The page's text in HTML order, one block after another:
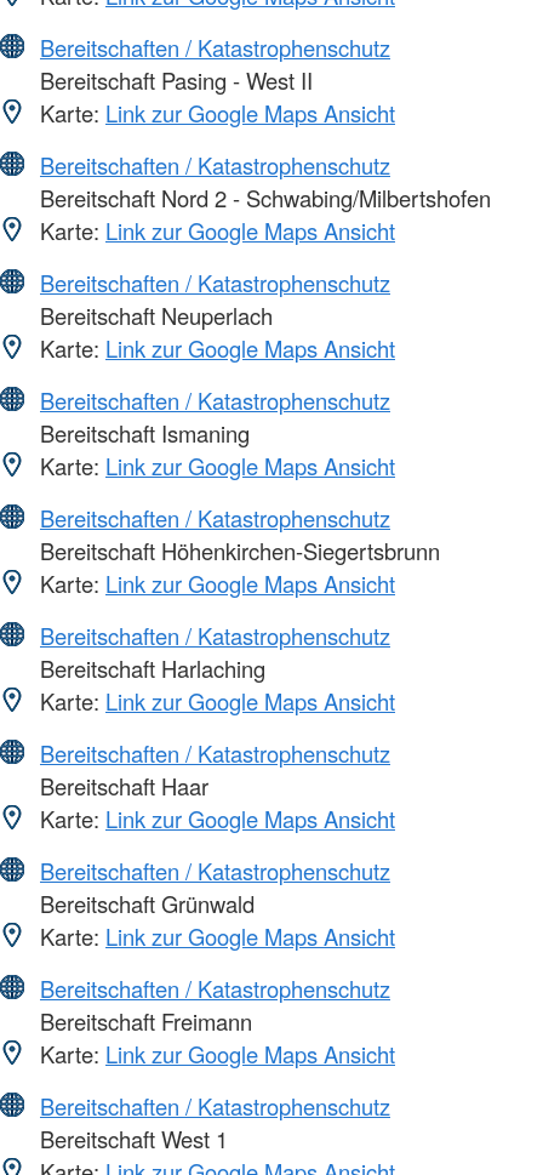
Bereitschaften / Katastrophenschutz
Bereitschaft Pasing - West II
Karte: Link zur Google Maps Ansicht
Bereitschaften / Katastrophenschutz
Bereitschaft Nord 2 - Schwabing/Milbertshofen
Karte: Link zur Google Maps Ansicht
Bereitschaften / Katastrophenschutz
Bereitschaft Neuperlach
Karte: Link zur Google Maps Ansicht
Bereitschaften / Katastrophenschutz
Bereitschaft Ismaning
Karte: Link zur Google Maps Ansicht
Bereitschaften / Katastrophenschutz
Bereitschaft Höhenkirchen-Siegertsbrunn
Karte: Link zur Google Maps Ansicht
Bereitschaften / Katastrophenschutz
Bereitschaft Harlaching
Karte: Link zur Google Maps Ansicht
Bereitschaften / Katastrophenschutz
Bereitschaft Haar
Karte: Link zur Google Maps Ansicht
Bereitschaften / Katastrophenschutz
Bereitschaft Grünwald
Karte: Link zur Google Maps Ansicht
Bereitschaften / Katastrophenschutz
Bereitschaft Freimann
Karte: Link zur Google Maps Ansicht
Bereitschaften / Katastrophenschutz
Bereitschaft West 1